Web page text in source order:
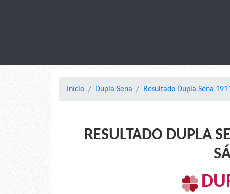
Início Dupla Sena Resultado Dupla Sena
RESULTADO DUPLA